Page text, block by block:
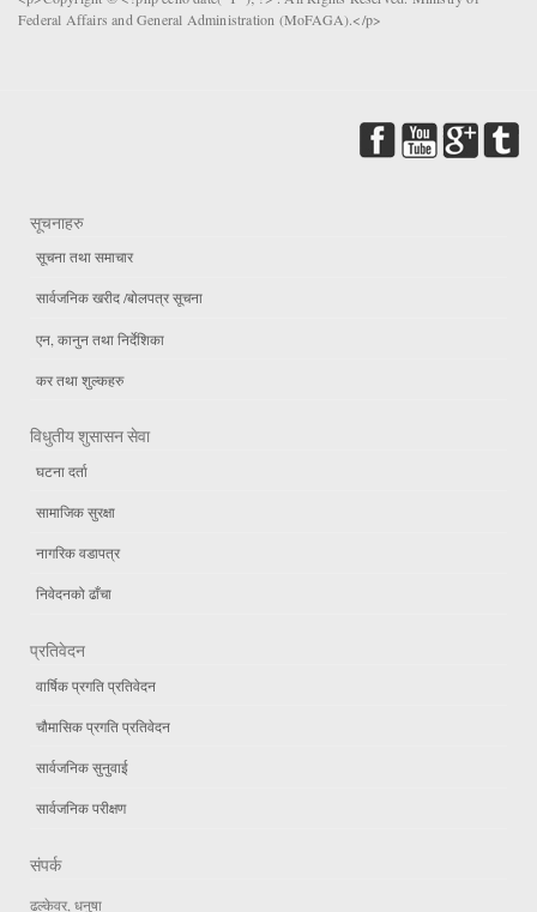
Federal Affairs and General Administration (MoFAGA).</p>
सूचनाहरु
सूचना तथा समाचार
सार्वजनिक खरीद /बोलपत्र सूचना
एन, कानुन तथा निर्देशिका
कर तथा शुल्कहरु
विधुतीय शुसासन सेवा
घटना दर्ता
सामाजिक सुरक्षा
नागरिक वडापत्र
निवेदनको ढाँचा
प्रतिवेदन
वार्षिक प्रगति प्रतिवेदन
चौमासिक प्रगति प्रतिवेदन
सार्वजनिक सुनुवाई
सार्वजनिक परीक्षण
संपर्क
ढल्केवर, धनुषा